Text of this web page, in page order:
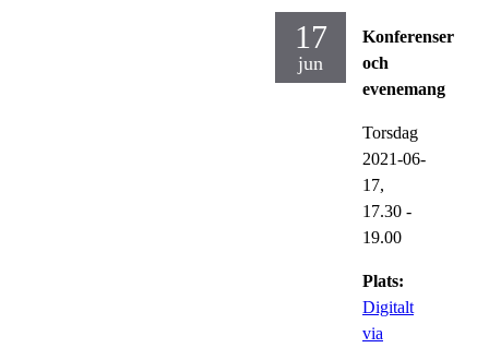
17
jun
Konferenser
och
evenemang
Torsdag
2021-06-
17,
17.30 -
19.00
Plats:
Digitalt
via